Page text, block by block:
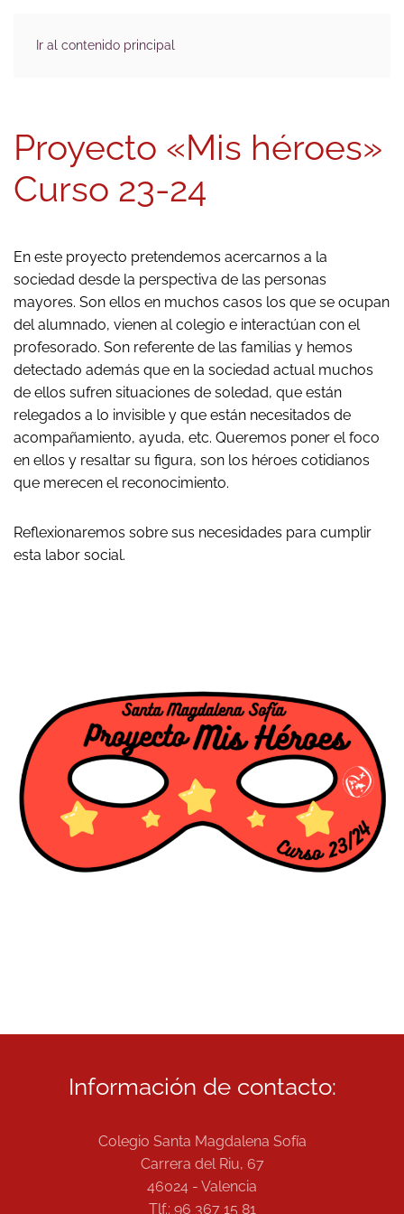
Ir al contenido principal
Proyecto «Mis héroes»
Curso 23-24
En este proyecto pretendemos acercarnos a la
sociedad desde la perspectiva de las personas
mayores. Son ellos en muchos casos los que se ocupan
del alumnado, vienen al colegio e interactúan con el
profesorado. Son referente de las familias y hemos
detectado además que en la sociedad actual muchos
de ellos sufren situaciones de soledad, que están
relegados a lo invisible y que están necesitados de
acompañamiento, ayuda, etc. Queremos poner el foco
en ellos y resaltar su figura, son los héroes cotidianos
que merecen el reconocimiento.
Reflexionaremos sobre sus necesidades para cumplir
esta labor social.
Información de contacto:
Colegio Santa Magdalena Sofía
Carrera del Riu, 67
46024 - Valencia
Tlf.: 96 367 15 81